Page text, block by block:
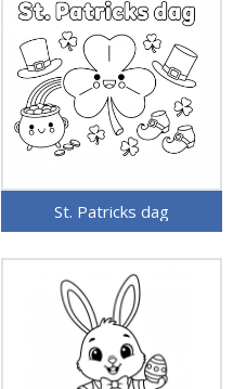
St. Patricks dag